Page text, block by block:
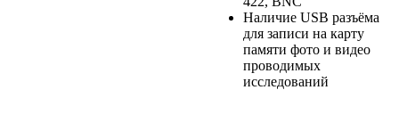
Наличие USB разъёма
для записи на карту
памяти фото и видео
проводимых
исследований